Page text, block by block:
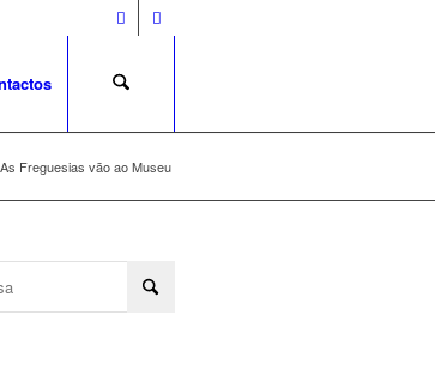
As Freguesias vão ao Museu